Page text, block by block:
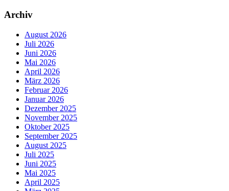
Archiv
August 2026
Juli 2026
Juni 2026
Mai 2026
April 2026
März 2026
Februar 2026
Januar 2026
Dezember 2025
November 2025
Oktober 2025
September 2025
August 2025
Juli 2025
Juni 2025
Mai 2025
April 2025